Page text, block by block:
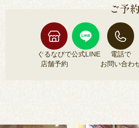
ご予
ぐるなびで
店舗予約
公式LINE
電話で
お問い合わ